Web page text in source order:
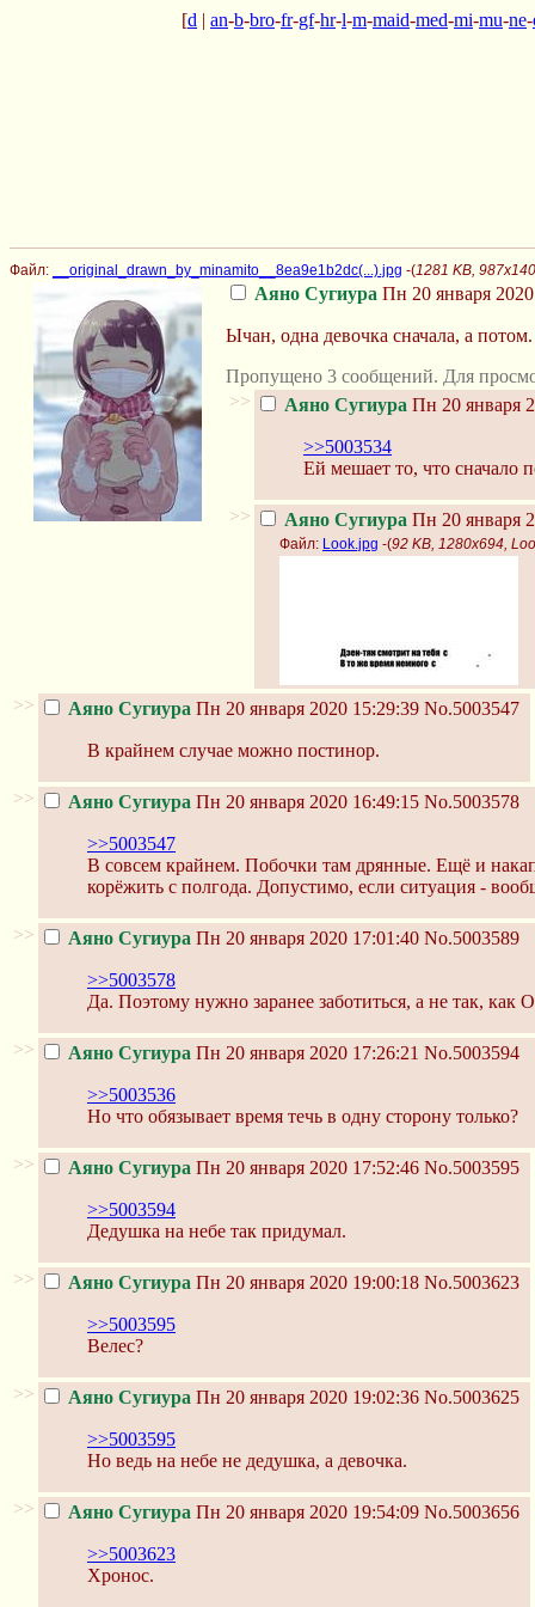
[d | an-b-bro-fr-gf-hr-l-m-maid-med-mi-mu-ne-
Файл: __original_drawn_by_minamito__8ea9e1b2dc(...).jpg -(1281 KB,
Аяно Сугиура Пн 20 января
Ычан, одна девочка сначала, а
Пропущено 3 сообщений. Для
>>
Аяно Сугиура Пн 20 января
>>5003534
Ей мешает то, что сначало
>> Аяно Сугиура Пн 20 января
Файл: Look.jpg -(92 KB, 1280x694,
>> Аяно Сугиура Пн 20 января 2020 15:29:39 No.5003547
В крайнем случае можно постинор.
>> Аяно Сугиура Пн 20 января 2020 16:49:15 No.5003578
>>5003547
В совсем крайнем. Побочки там дрянные. Ещё и
корёжить с полгода. Допустимо, если ситуация -
>> Аяно Сугиура Пн 20 января 2020 17:01:40 No.5003589
>>5003578
Да. Поэтому нужно заранее заботиться, а не так, как
>> Аяно Сугиура Пн 20 января 2020 17:26:21 No.5003594
>>5003536
Но что обязывает время течь в одну сторону только?
>> Аяно Сугиура Пн 20 января 2020 17:52:46 No.5003595
>>5003594
Дедушка на небе так придумал.
>> Аяно Сугиура Пн 20 января 2020 19:00:18 No.5003623
>>5003595
Велес?
>> Аяно Сугиура Пн 20 января 2020 19:02:36 No.5003625
>>5003595
Но ведь на небе не дедушка, а девочка.
>> Аяно Сугиура Пн 20 января 2020 19:54:09 No.5003656
>>5003623
Хронос.